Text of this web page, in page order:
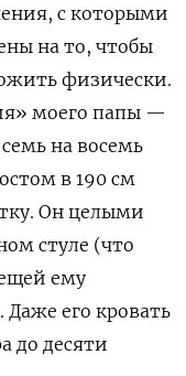
с которыми
на то, чтобы
физически.
моего папы —
на восемь
в 190 см
Он целыми
стуле (что
ему
его кровать
до десяти